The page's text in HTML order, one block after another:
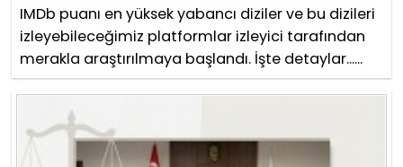
IMDb puanı en yüksek yabancı diziler ve bu dizileri
izleyebileceğimiz platformlar izleyici tarafından
merakla araştırılmaya başlandı. İşte detaylar......